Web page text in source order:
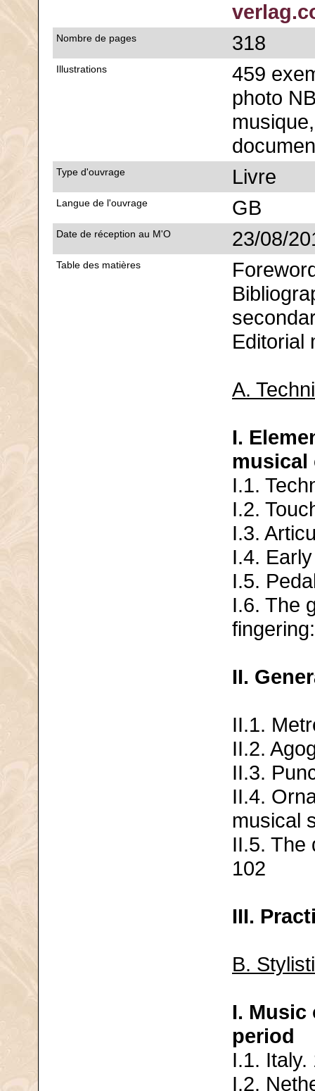
Nombre de pages 318
Illustrations
459
photo
Type d'ouvrage Livre
Langue de l'ouvrage GB
Date de réception au M'O 23/08/
Table des matières
Editorial
A.
I.
musical
I.1.
I.2.
I.3.
I.4.
I.5.
I.6. The
II.
II.1.
II.2.
II.3.
II.4.
musical
II.5. The
102
III.
B.
I. Music
period
I.1. Italy.
I.2.